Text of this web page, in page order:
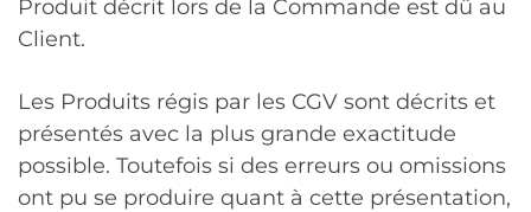
Produit décrit lors de la Commande est dû au
Client.
Les Produits régis par les CGV sont décrits et
présentés avec la plus grande exactitude
possible. Toutefois si des erreurs ou omissions
ont pu se produire quant à cette présentation,